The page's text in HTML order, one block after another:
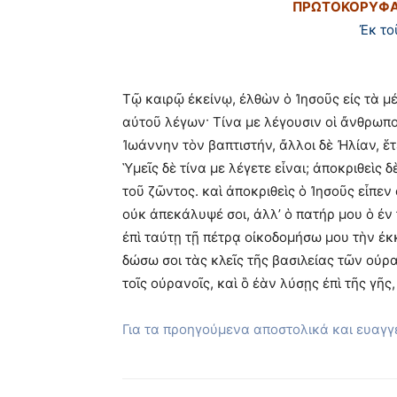
Ἐκ
Τῷ καιρῷ ἐκείνῳ, ἐλθὼν ὁ Ἰησοῦς εἰς τὰ
αὐτοῦ λέγων· Τίνα με λέγουσιν οἱ
Ἰωάννην τὸν βαπτιστήν, ἄλλοι δὲ Ἠλίαν,
Ὑμεῖς δὲ τίνα με λέγετε εἶναι; ἀποκριθεὶς
τοῦ ζῶντος. καὶ ἀποκριθεὶς ὁ Ἰησοῦς
οὐκ ἀπεκάλυψέ σοι, ἀλλ’ ὁ πατήρ μου ὁ ἐν
ἐπὶ ταύτῃ τῇ πέτρᾳ οἰκοδομήσω μου τὴν
δώσω σοι τὰς κλεῖς τῆς βασιλείας τῶν
τοῖς οὐρανοῖς, καὶ ὃ ἐὰν λύσῃς ἐπὶ τῆς
Για τα προηγούμενα αποστολικά και